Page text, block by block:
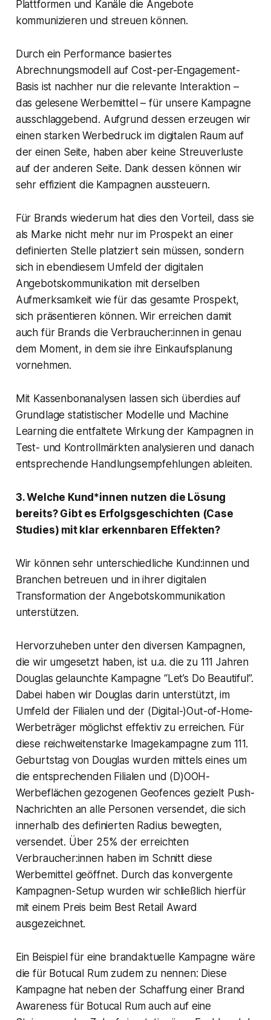
Plattformen und Kanäle die Angebote
kommunizieren und streuen können.
Durch ein Performance basiertes
Abrechnungsmodell auf Cost-per-Engagement-
Basis ist nachher nur die relevante Interaktion –
das gelesene Werbemittel – für unsere Kampagne
ausschlaggebend. Aufgrund dessen erzeugen wir
einen starken Werbedruck im digitalen Raum auf
der einen Seite, haben aber keine Streuverluste
auf der anderen Seite. Dank dessen können wir
sehr effizient die Kampagnen aussteuern.
Für Brands wiederum hat dies den Vorteil, dass sie
als Marke nicht mehr nur im Prospekt an einer
definierten Stelle platziert sein müssen, sondern
sich in ebendiesem Umfeld der digitalen
Angebotskommunikation mit derselben
Aufmerksamkeit wie für das gesamte Prospekt,
sich präsentieren können. Wir erreichen damit
auch für Brands die Verbraucher:innen in genau
dem Moment, in dem sie ihre Einkaufsplanung
vornehmen.
Mit Kassenbonanalysen lassen sich überdies auf
Grundlage statistischer Modelle und Machine
Learning die entfaltete Wirkung der Kampagnen in
Test- und Kontrollmärkten analysieren und danach
entsprechende Handlungsempfehlungen ableiten.
3. Welche Kund*innen nutzen die Lösung
bereits? Gibt es Erfolgsgeschichten (Case
Studies) mit klar erkennbaren Effekten?
Wir können sehr unterschiedliche Kund:innen und
Branchen betreuen und in ihrer digitalen
Transformation der Angebotskommunikation
unterstützen.
Hervorzuheben unter den diversen Kampagnen,
die wir umgesetzt haben, ist u.a. die zu 111 Jahren
Douglas gelaunchte Kampagne “Let’s Do Beautiful”.
Dabei haben wir Douglas darin unterstützt, im
Umfeld der Filialen und der (Digital-)Out-of-Home-
Werbeträger möglichst effektiv zu erreichen. Für
diese reichweitenstarke Imagekampagne zum 111.
Geburtstag von Douglas wurden mittels eines um
die entsprechenden Filialen und (D)OOH-
Werbeflächen gezogenen Geofences gezielt Push-
Nachrichten an alle Personen versendet, die sich
innerhalb des definierten Radius bewegten,
versendet. Über 25% der erreichten
Verbraucher:innen haben im Schnitt diese
Werbemittel geöffnet. Durch das konvergente
Kampagnen-Setup wurden wir schließlich hierfür
mit einem Preis beim Best Retail Award
ausgezeichnet.
Ein Beispiel für eine brandaktuelle Kampagne wäre
die für Botucal Rum zudem zu nennen: Diese
Kampagne hat neben der Schaffung einer Brand
Awareness für Botucal Rum auch auf eine